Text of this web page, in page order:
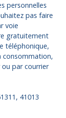
personnelles
pas faire
voie
gratuitement
téléphonique,
consommation,
par courrier
41013